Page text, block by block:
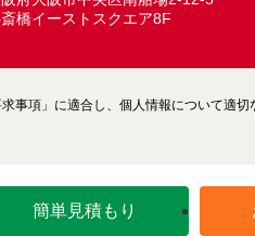
橋イーストスクエア8F
事項」に適合し、個人情報について適切
簡単見積もり